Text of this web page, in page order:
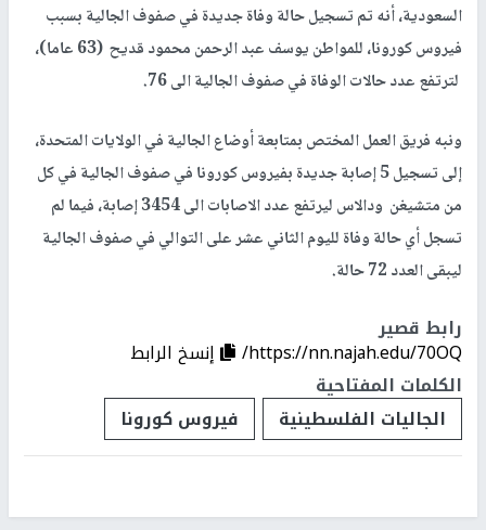
السعودية، أنه تم تسجيل حالة وفاة جديدة في صفوف الجالية بسبب
فيروس كورونا، للمواطن يوسف عبد الرحمن محمود قديح (63 عاما)،
لترتفع عدد حالات الوفاة في صفوف الجالية الى 76.
ونبه فريق العمل المختص بمتابعة أوضاع الجالية في الولايات المتحدة،
إلى تسجيل 5 إصابة جديدة بفيروس كورونا في صفوف الجالية في كل
من متشيغن ودالاس ليرتفع عدد الاصابات الى 3454 إصابة، فيما لم
تسجل أي حالة وفاة لليوم الثاني عشر على التوالي في صفوف الجالية
ليبقى العدد 72 حالة.
رابط قصير
https://nn.najah.edu/70OQ/
إنسخ الرابط
الكلمات المفتاحية
الجاليات الفلسطينية
فيروس كورونا